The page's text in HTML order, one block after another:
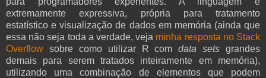
extremamente expressiva, própria para tratamento
estatístico e visualização de dados em memória (ainda que
essa não seja toda a verdade, veja minha resposta no Stack
Overflow sobre como utilizar R comdata sets grandes
demais para serem tratados inteiramente em memória),
utilizando uma combinação de elementos que podem